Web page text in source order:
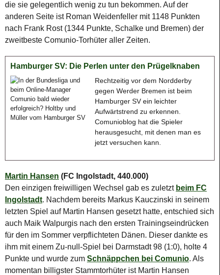
die sie gelegentlich wenig zu tun bekommen. Auf der
anderen Seite ist Roman Weidenfeller mit 1148 Punkten
nach Frank Rost (1344 Punkte, Schalke und Bremen) der
zweitbeste Comunio-Torhüter aller Zeiten.
Hamburger SV: Die Perlen unter den Prügelknaben
Rechtzeitig vor dem Nordderby
gegen Werder Bremen ist beim
Hamburger SV ein leichter
Aufwärtstrend zu erkennen.
Comunioblog hat die Spieler
herausgesucht, mit denen man es
jetzt versuchen kann.
Martin Hansen (FC Ingolstadt, 440.000)
Den einzigen freiwilligen Wechsel gab es zuletzt beim FC
Ingolstadt. Nachdem bereits Markus Kauczinski in seinem
letzten Spiel auf Martin Hansen gesetzt hatte, entschied sich
auch Maik Walpurgis nach den ersten Trainingseindrücken
für den im Sommer verpflichteten Dänen. Dieser dankte es
ihm mit einem Zu-null-Spiel bei Darmstadt 98 (1:0), holte 4
Punkte und wurde zum Schnäppchen bei Comunio. Als
momentan billigster Stammtorhüter ist Martin Hansen